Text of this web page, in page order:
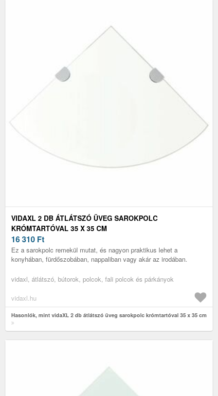
VIDAXL 2 DB ÁTLÁTSZÓ ÜVEG SAROKPOLC
KRÓMTARTÓVAL 35 X 35 CM
16 310 Ft
Ez a sarokpolc remekül mutat, és nagyon praktikus lehet a
konyhában, fürdőszobában, nappaliban vagy akár az irodában.
vidaxl, átlátszó, bútorok, polcok, fali polcok és párkányok
vidaxl.hu
Hasonlók, mint vidaXL 2 db átlátszó üveg sarokpolc krómtartóval 35 x 35 cm